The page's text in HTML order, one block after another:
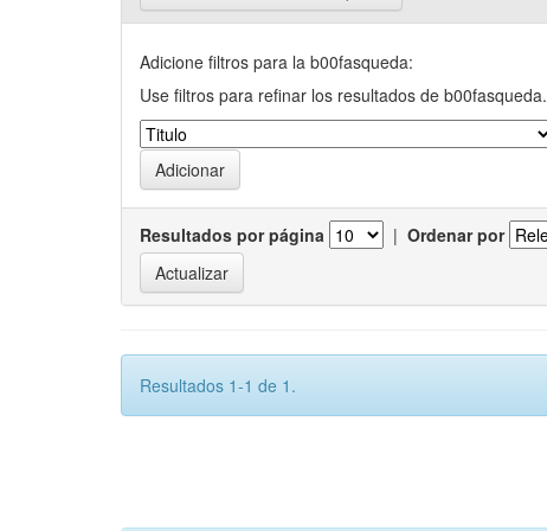
Adicione filtros para la b00fasqueda:
Use filtros para refinar los resultados de b00fasqueda.
Resultados por página | Ordenar por
Resultados 1-1 de 1.